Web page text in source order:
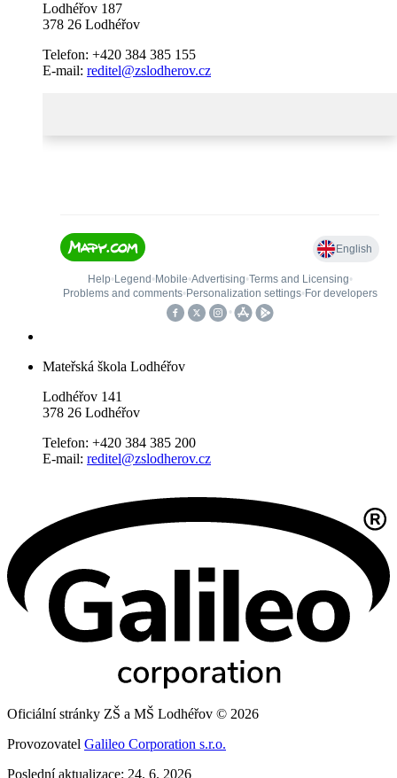
Lodhéřov 187
378 26 Lodhéřov
Telefon: +420 384 385 155
E-mail: reditel@zslodherov.cz
Mateřská škola Lodhéřov
Lodhéřov 141
378 26 Lodhéřov
Telefon: +420 384 385 200
E-mail: reditel@zslodherov.cz
Oficiální stránky ZŠ a MŠ Lodhéřov © 2026
Provozovatel Galileo Corporation s.r.o.
Poslední aktualizace: 24. 6. 2026